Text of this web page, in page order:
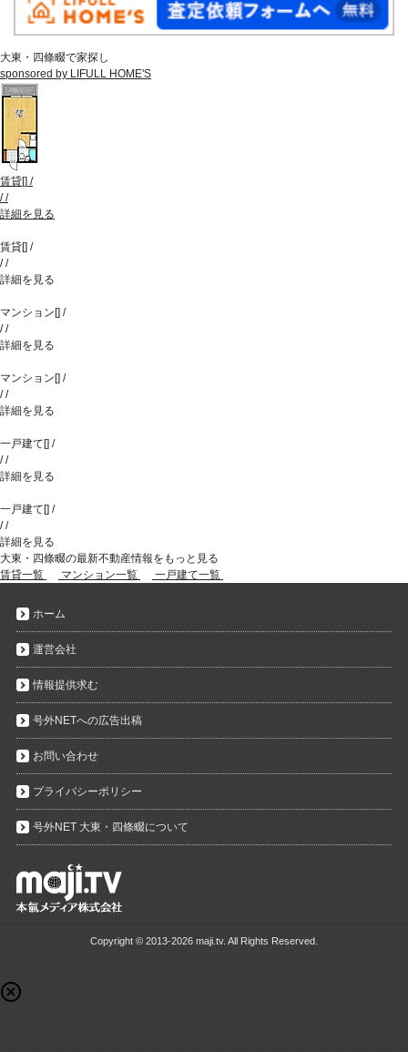
大東・四條畷で家探し
sponsored by LIFULL HOME'S
賃貸[] /
//
詳細を見る
賃貸[] /
//
詳細を見る
マンション[] /
//
詳細を見る
マンション[] /
//
詳細を見る
一戸建て[] /
//
詳細を見る
一戸建て[] /
//
詳細を見る
大東・四條畷の最新不動産情報をもっと見る
賃貸一覧
マンション一覧 一戸建て一覧
ホーム
運営会社
情報提供求む
号外NETへの広告出稿
お問い合わせ
プライバシーポリシー
号外NET 大東・四條畷について
Copyright © 2013-2026 maji.tv. All Rights Reserved.